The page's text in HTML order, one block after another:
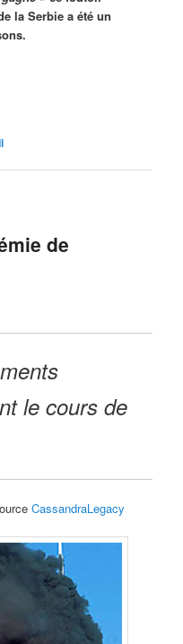
la Serbie a été un
de
le cours de
CassandraLegacy